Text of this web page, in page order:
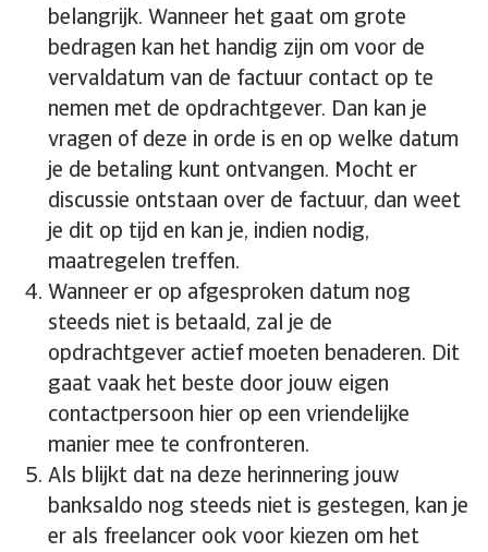
belangrijk. Wanneer het gaat om grote
bedragen kan het handig zijn om voor de
vervaldatum van de factuur contact op te
nemen met de opdrachtgever. Dan kan je
vragen of deze in orde is en op welke datum
je de betaling kunt ontvangen. Mocht er
discussie ontstaan over de factuur, dan weet
je dit op tijd en kan je, indien nodig,
maatregelen treffen.
Wanneer er op afgesproken datum nog
steeds niet is betaald, zal je de
opdrachtgever actief moeten benaderen. Dit
gaat vaak het beste door jouw eigen
contactpersoon hier op een vriendelijke
manier mee te confronteren.
Als blijkt dat na deze herinnering jouw
banksaldo nog steeds niet is gestegen, kan je
er als freelancer ook voor kiezen om het